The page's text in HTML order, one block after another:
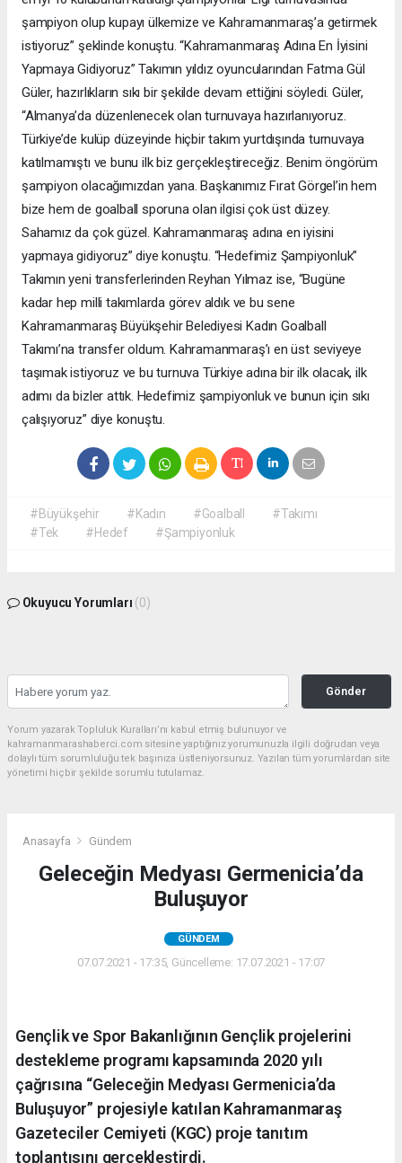
şampiyon olup kupayı ülkemize ve Kahramanmaraş’a getirmek
istiyoruz” şeklinde konuştu. “Kahramanmaraş Adına En İyisini
Yapmaya Gidiyoruz” Takımın yıldız oyuncularından Fatma Gül
Güler, hazırlıkların sıkı bir şekilde devam ettiğini söyledi. Güler,
“Almanya’da düzenlenecek olan turnuvaya hazırlanıyoruz.
Türkiye’de kulüp düzeyinde hiçbir takım yurtdışında turnuvaya
katılmamıştı ve bunu ilk biz gerçekleştireceğiz. Benim öngörüm
şampiyon olacağımızdan yana. Başkanımız Fırat Görgel’in hem
bize hem de goalball sporuna olan ilgisi çok üst düzey.
Sahamız da çok güzel. Kahramanmaraş adına en iyisini
yapmaya gidiyoruz” diye konuştu. “Hedefimiz Şampiyonluk”
Takımın yeni transferlerinden Reyhan Yılmaz ise, “Bugüne
kadar hep milli takımlarda görev aldık ve bu sene
Kahramanmaraş Büyükşehir Belediyesi Kadın Goalball
Takımı’na transfer oldum. Kahramanmaraş’ı en üst seviyeye
taşımak istiyoruz ve bu turnuva Türkiye adına bir ilk olacak, ilk
adımı da bizler attık. Hedefimiz şampiyonluk ve bunun için sıkı
çalışıyoruz” diye konuştu.
#Büyükşehir #Kadın #Goalball
#Takımı
#Tek
#Hedef #Şampiyonluk
Okuyucu Yorumları (0)
Gönder
Yorum yazarak Topluluk Kuralları’nı kabul etmiş bulunuyor ve
kahramanmarashaberci.com sitesine yaptığınız yorumunuzla ilgili doğrudan veya
dolaylı tüm sorumluluğu tek başınıza üstleniyorsunuz. Yazılan tüm yorumlardan site
yönetimi hiçbir şekilde sorumlu tutulamaz.
Anasayfa Gündem
Geleceğin Medyası Germenicia’da
Buluşuyor
GÜNDEM
07.07.2021 - 17:35, Güncelleme: 17.07.2021 - 17:07
Gençlik ve Spor Bakanlığının Gençlik projelerini
destekleme programı kapsamında 2020 yılı
çağrısına “Geleceğin Medyası Germenicia’da
Buluşuyor” projesiyle katılan Kahramanmaraş
Gazeteciler Cemiyeti (KGC) proje tanıtım
toplantısını gerçekleştirdi.